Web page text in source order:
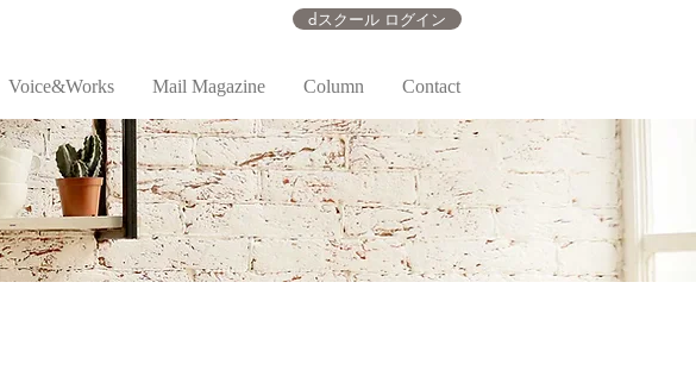
dスクール ログイン
Voice&Works Mail Magazine Column Contact